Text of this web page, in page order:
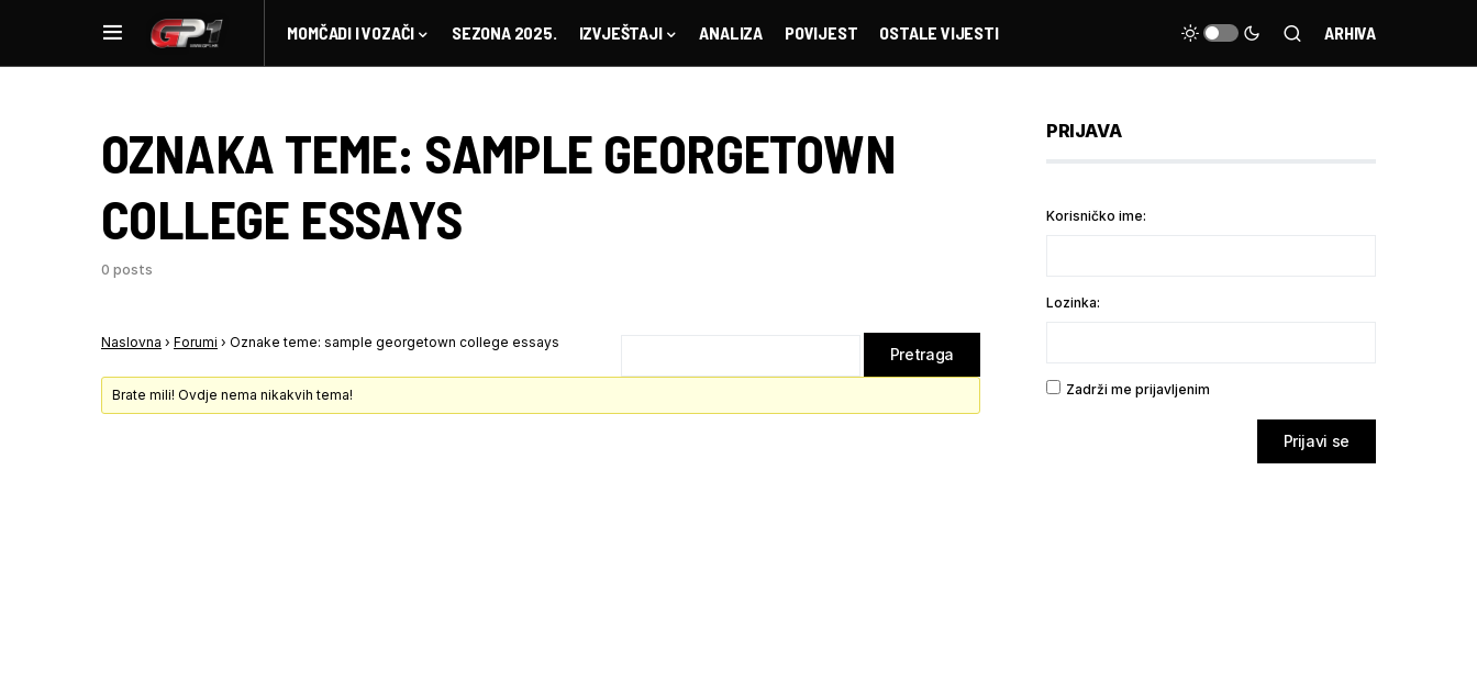
MOMČADI I VOZAČI SEZONA 2025. IZVJEŠTAJI ANALIZA POVIJEST OSTALE VIJESTI ARHIVA
OZNAKA TEME: SAMPLE GEORGETOWN
COLLEGE ESSAYS
0 posts
Naslovna › Forumi › Oznake teme: sample georgetown college essays
Brate mili! Ovdje nema nikakvih tema!
PRIJAVA
Korisničko ime:
Lozinka:
Zadrži me prijavljenim
Prijavi se